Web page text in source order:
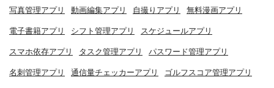
写真管理アプリ 動画編集アプリ 自撮りアプリ 無料漫画アプリ
電子書籍アプリ シフト管理アプリ スケジュールアプリ
スマホ依存アプリ タスク管理アプリ パスワード管理アプリ
名刺管理アプリ 通信量チェッカーアプリ ゴルフスコア管理アプリ